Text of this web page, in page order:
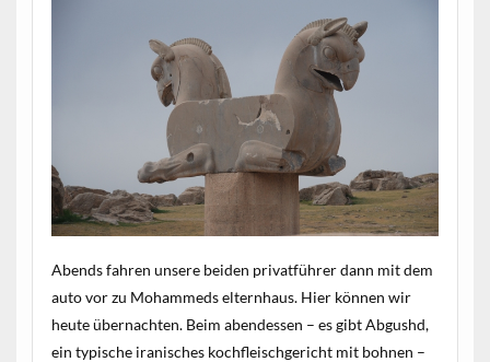
Abends fahren unsere beiden privatführer dann mit dem
auto vor zu Mohammeds elternhaus. Hier können wir
heute übernachten. Beim abendessen – es gibt Abgushd,
ein typische iranisches kochfleischgericht mit bohnen –